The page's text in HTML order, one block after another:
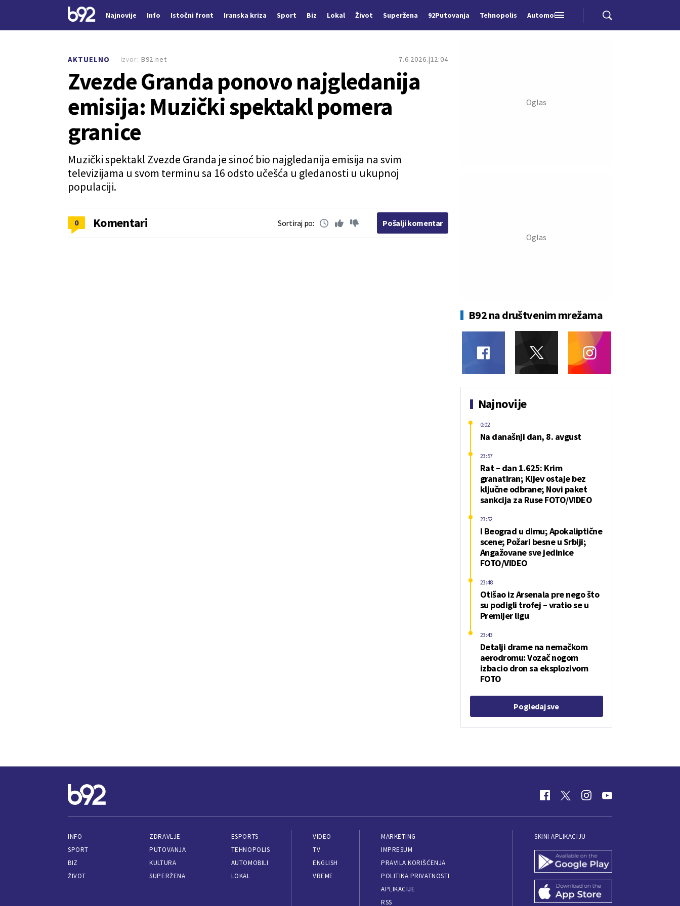
Najnovije Info Istočni front Iranska kriza Sport Biz Lokal Život Superžena 92Putovanja Tehnopolis Automobili
AKTUELNO 7.6.2026. 12:04
Zvezde Granda ponovo najgledanija
emisija: Muzički spektakl pomera
granice
Muzički spektakl Zvezde Granda je sinoć bio najgledanija emisija na svim
televizijama u svom terminu sa 16 odsto učešća u gledanosti u ukupnoj
populaciji.
Izvor: B92.net
0 Komentari Sortiraj po: Pošalji komentar
B92 na društvenim mrežama
Najnovije
Na današnji dan, 8. avgust
0:02
Rat – dan 1.625: Krim
granatiran; Kijev ostaje bez
ključne odbrane; Novi paket
sankcija za Ruse FOTO/VIDEO
23:57
I Beograd u dimu; Apokaliptične
scene; Požari besne u Srbiji;
Angažovane sve jedinice
FOTO/VIDEO
23:52
Otišao iz Arsenala pre nego što
su podigli trofej – vratio se u
Premijer ligu
23:48
Detalji drame na nemačkom
aerodromu: Vozač nogom
izbacio dron sa eksplozivom
FOTO
23:43
Pogledaj sve
INFO
SPORT
BIZ
ŽIVOT
ZDRAVLJE
PUTOVANJA
KULTURA
SUPERŽENA
ESPORTS
TEHNOPOLIS
AUTOMOBILI
LOKAL
VIDEO
TV
ENGLISH
VREME
MARKETING
IMPRESUM
PRAVILA KORIŠĆENJA
POLITIKA PRIVATNOSTI
APLIKACIJE
RSS
SKINI APLIKACIJU